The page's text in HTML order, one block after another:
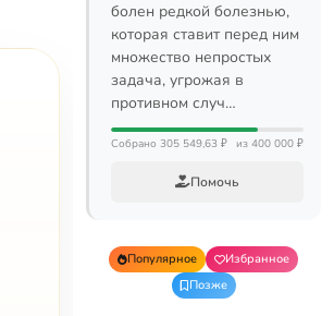
болен редкой болезнью,
которая ставит перед ним
множество непростых
задача, угрожая в
противном случ…
Собрано 305 549,63 ₽ из 400 000 ₽
Помочь
Популярное
Избранное
Позже